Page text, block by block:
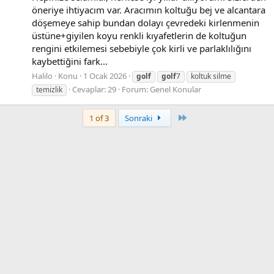
öneriye ihtiyacım var. Aracımın koltuğu bej ve alcantara
döşemeye sahip bundan dolayı çevredeki kirlenmenin
üstüne+giyilen koyu renkli kıyafetlerin de koltuğun
rengini etkilemesi sebebiyle çok kirli ve parlaklılığını
kaybettiğini fark...
Halilo Konu 1 Ocak 2026 golf golf7
koltuk silme
temizlik
Cevaplar: 29 Forum: Genel Konular
1 of 3 Sonraki